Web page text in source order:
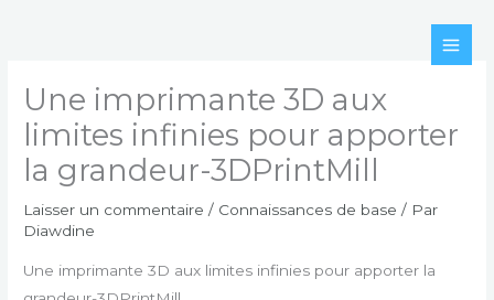
Une imprimante 3D aux
limites infinies pour apporter
la grandeur-3DPrintMill
Laisser un commentaire / Connaissances de base / Par
Diawdine
Une imprimante 3D aux limites infinies pour apporter la